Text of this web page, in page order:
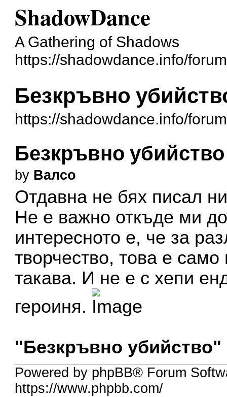
ShadowDance
A Gathering of Shadows
https://shadowdance.info/
Безкръвно
https://shadowdance.info/
Безкръвно убийство
by Валсо
Отдавна не бях писал
Не е важно откъде ми
интересното е, че за
творчество, това е
такава. И не е с хепи
героиня.
"Безкръвно убийство"
Powered by phpBB® Forum
https://www.phpbb.com/